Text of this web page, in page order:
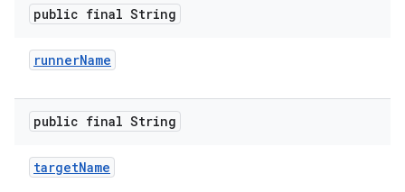
public final String
runnerName
public final String
targetName